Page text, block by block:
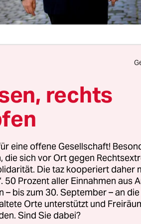
hat sich am
einem Podcast zu Wort
– oder besser: „Aber
darin, die
Dennoch könnten
wie ohne. Offen
für die Verbreitung
die Maskenfrage – in
rechts
eine offene Gesellschaft!
die sich vor Ort gegen
Die taz kooperiert daher
50 Prozent aller Einnahmen aus
– bis zum 30. September – an
Orte unterstützt und
Sind Sie dabei?